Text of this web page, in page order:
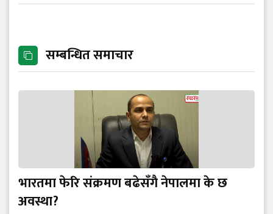
सम्बन्धित समाचार
भारतमा फेरि संक्रमण बढेसँगै नेपालमा के छ
अवस्था?